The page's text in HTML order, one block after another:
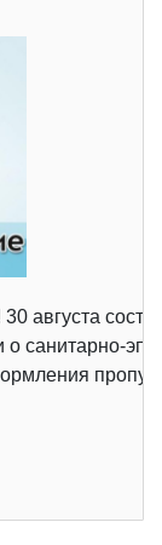
августа
о санитарно-